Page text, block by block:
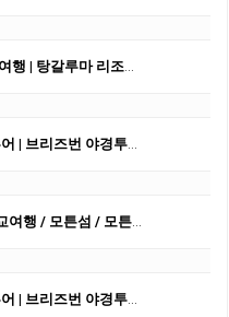
⛴️[탕갈루마 데이투어] 브리즈번 근교여행 | 탕갈루마 리조트 | 탕갈루마 | 데이크루즈 | 크루즈투어 | 돌고래 | 스노쿨링 | 샌드보딩
[무게라 은하수 투어] 쏟아지는 별빛 투어 | 브리즈번 야경투어 | 먹음직스러운 BBQ와 한강라면을 뛰어넘을 무게라 라면까지!
[모튼 아일랜드 3종 투어] 브리즈번 근교여행 / 모튼섬 / 모튼섬투어 / 호주 데이투어 / 브리즈번 데이투어
[무게라 은하수 투어] 쏟아지는 별빛 투어 | 브리즈번 야경투어 | 먹음직스러운 BBQ와 한강라면을 뛰어넘을 무게라 라면까지!